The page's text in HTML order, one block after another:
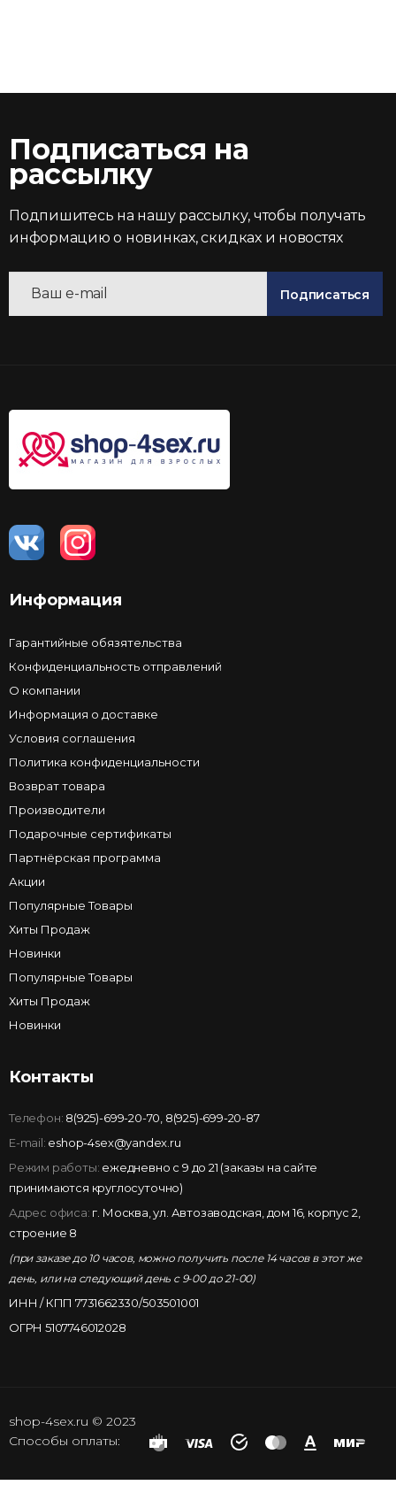
Подписаться на
рассылку
Подпишитесь на нашу рассылку, чтобы получать
информацию о новинках, скидках и новостях
Подписаться
Информация
Гарантийные обязятельства
Конфиденциальность отправлений
О компании
Информация о доставке
Условия соглашения
Политика конфиденциальности
Возврат товара
Производители
Подарочные сертификаты
Партнёрская программа
Акции
Популярные Товары
Хиты Продаж
Новинки
Популярные Товары
Хиты Продаж
Новинки
Контакты
Телефон: 8(925)-699-20-70 8(925)-699-20-87
E-mail: eshop-4sex@yandex.ru
Режим работы: ежедневно с 9 до 21 (заказы на сайте
принимаются круглосуточно)
Адрес офиса: г. Москва, ул. Автозаводская, дом 16, корпус 2,
строение 8
(при заказе до 10 часов, можно получить после 14 часов в этот же
день, или на следующий день с 9-00 до 21-00)
ИНН / КПП 7731662330/503501001
ОГРН 5107746012028
shop-4sex.ru © 2023
Способы оплаты: